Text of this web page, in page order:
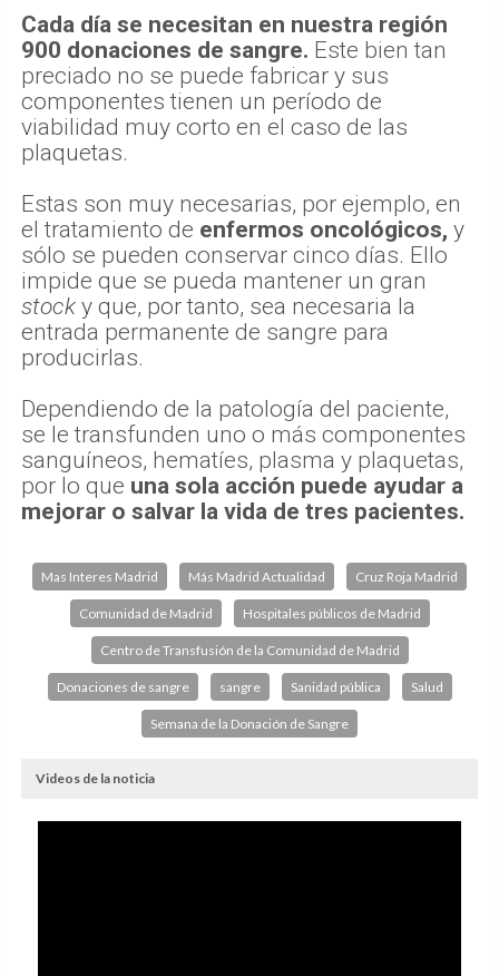
Cada día se necesitan en nuestra región
900 donaciones de sangre. Este bien tan
preciado no se puede fabricar y sus
componentes tienen un período de
viabilidad muy corto en el caso de las
plaquetas.
Estas son muy necesarias, por ejemplo, en
el tratamiento de enfermos oncológicos, y
sólo se pueden conservar cinco días. Ello
impide que se pueda mantener un gran
stock y que, por tanto, sea necesaria la
entrada permanente de sangre para
producirlas.
Dependiendo de la patología del paciente,
se le transfunden uno o más componentes
sanguíneos, hematíes, plasma y plaquetas,
por lo que una sola acción puede ayudar a
mejorar o salvar la vida de tres pacientes.
Mas Interes Madrid Más Madrid Actualidad Cruz Roja Madrid
Comunidad de Madrid Hospitales públicos de Madrid
Centro de Transfusión de la Comunidad de Madrid
Donaciones de sangre sangre Sanidad pública Salud
Semana de la Donación de Sangre
Videos de la noticia